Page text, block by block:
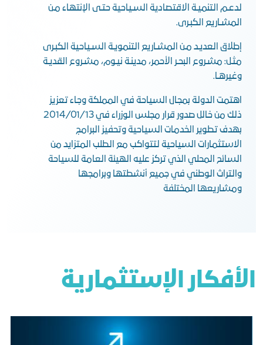
لدعـم التنميـة الاقتصادية السـياحية حتـى الإنتهاء مـن
المشـاريع الكبـرى.
إطلاق العديـد مـن المشـاريع التنمويـة السـياحية الكبـرى
مثـل: مشـروع البحـر الأحمر، مدينـة نيـوم، مشـروع القديـة
وغيرهـا.
اهتمت الدولة بمجال السياحة في المملكة وجاء تعزيز
ذلك من خالل صدور قرار مجلس الوزراء في 2014/01/13
بهدف تطوير الخدمات السياحية وتحفيز البرامج
الاستثمارات السياحية لتتواكب مع الطلب المتزايد من
السائح المحلي الذي تركز عليه الهيئة العامة للسياحة
والتراث الوطني في جميع أنشطتها وبرامجها
ومشاريعها المختلفة
الأفكار الإستثمارية